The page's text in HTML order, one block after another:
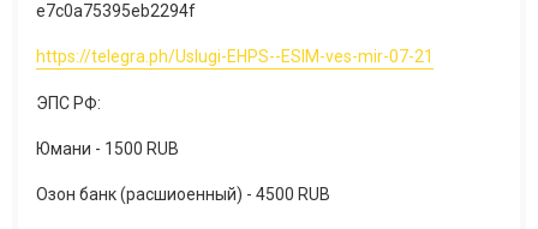
e7c0a75395eb2294f​
https://telegra.ph/Uslugi-EHPS--ESIM-ves-mir-07-21
ЭПС РФ:
Юмани - 1500 RUB
Озон банк (расшиоенный) - 4500 RUB